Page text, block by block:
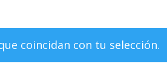
coincidan con tu selección.